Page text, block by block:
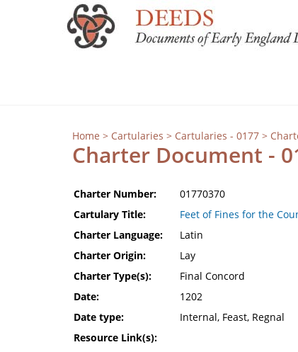
Home > Cartularies > Cartularies - 0177 >
Charter Document -
Charter Number:
01770370
Cartulary Title:
Feet of Fines for the
Charter Language:
Latin
Charter Origin:
Lay
Charter Type(s):
Final Concord
Date:
1202
Date type:
Internal, Feast, Regnal
Resource Link(s):